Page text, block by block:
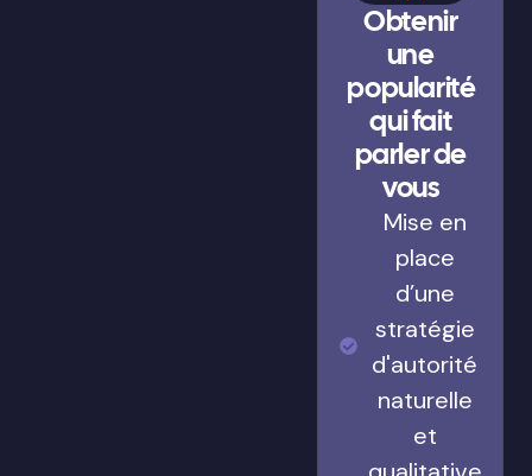
Obtenir
une
popularité
qui fait
parler de
vous
Mise en
place
d’une
stratégie
d'autorité
naturelle
et